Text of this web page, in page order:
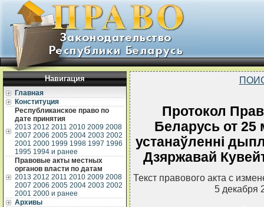
Навигация
Главная
Конституция
Республиканское право по
дате принятия
2013 2012 2011 2010 2009 2008
2007 2006 2005 2004 2003 2002
2001 2000 1999 1998 1997 1996
1995 1994 и ранее
Правовые акты местных
органов власти по датам
2013 2012 2011 2010 2009 2008
2007 2006 2005 2004 2003 2002
2001 2000 и ранее
Архивы
Протокол
Беларусь от 25
устанаўленнi
Дзяржавай
Текст правового акта с
5 декабря